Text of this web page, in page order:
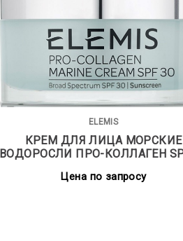
ELEMIS
КРЕМ ДЛЯ ЛИЦА МОРСКИЕ
ВОДОРОСЛИ ПРО-КОЛЛАГЕН SPF 30
Цена по запросу